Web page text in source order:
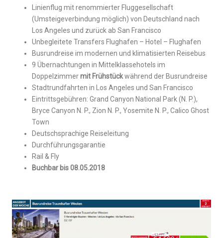
Linienflug mit renommierter Fluggesellschaft
(Umsteigeverbindung möglich) von Deutschland nach
Los Angeles und zurück ab San Francisco
Unbegleitete Transfers Flughafen – Hotel – Flughafen
Busrundreise im modernen und klimatisierten Reisebus
9 Übernachtungen in Mittelklassehotels im
Doppelzimmermit Frühstückwährend der Busrundreise
Stadtrundfahrten in Los Angeles und San Francisco
Eintrittsgebühren: Grand Canyon National Park (N. P.),
Bryce Canyon N. P., Zion N. P., Yosemite N. P., Calico Ghost
Town
Deutschsprachige Reiseleitung
Durchführungsgarantie
Rail & Fly
Buchbar bis 08.05.2018